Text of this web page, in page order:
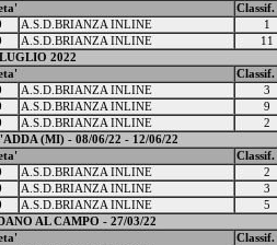
Classif.
A.S.D.BRIANZA INLINE 1
A.S.D.BRIANZA INLINE 11
2022
Classif.
A.S.D.BRIANZA INLINE 3
A.S.D.BRIANZA INLINE 9
A.S.D.BRIANZA INLINE 2
(MI) - 08/06/22 - 12/06/22
Classif.
A.S.D.BRIANZA INLINE 2
A.S.D.BRIANZA INLINE 3
A.S.D.BRIANZA INLINE 5
AL CAMPO - 27/03/22
Classif.